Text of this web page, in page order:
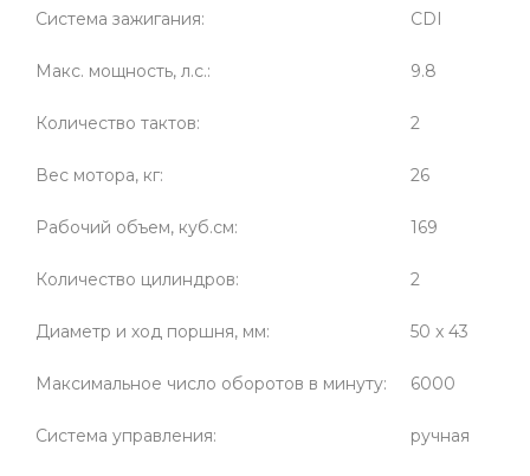
Система зажигания: CDI
Макс. мощность, л.с.: 9.8
Количество тактов: 2
Вес мотора, кг: 26
Рабочий объем, куб.см: 169
Количество цилиндров: 2
Диаметр и ход поршня, мм: 50 x 43
Максимальное число оборотов в минуту: 6000
Система управления: ручная